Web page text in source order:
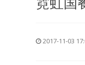
2017-11-03